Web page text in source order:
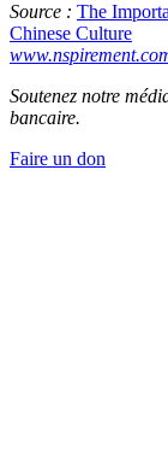
Source : The
Chinese Culture
Soutenez notre
bancaire.
Faire un don